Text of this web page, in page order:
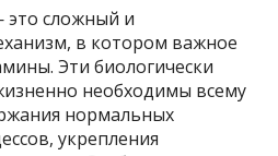
это сложный и
в котором важное
Эти биологически
необходимы всему
нормальных
укрепления